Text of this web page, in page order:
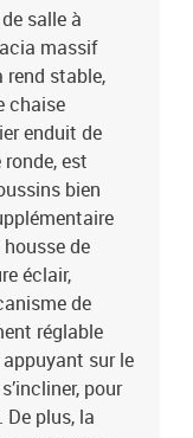
salle à
massif
rend stable,
chaise
enduit de
est
bien
de
éclair,
de
réglable
sur le
pour
plus, la